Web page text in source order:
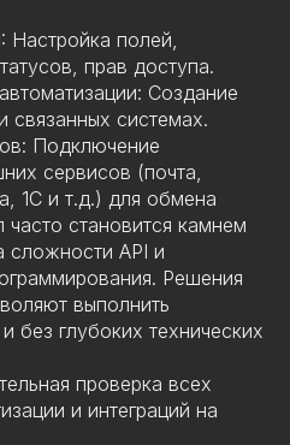
Настройка полей,
прав доступа.
Создание
связанных системах.
Подключение
сервисов (почта,
1С и т.д.) для обмена
становится камнем
сложности API и
Решения
выполнить
без глубоких технических
проверка всех
и интеграций на